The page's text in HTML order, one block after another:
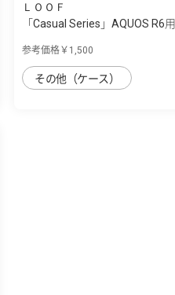
ＬＯＯＦ
「Casual Series」AQUOS R6用
参考価格￥1,500
その他（ケース）